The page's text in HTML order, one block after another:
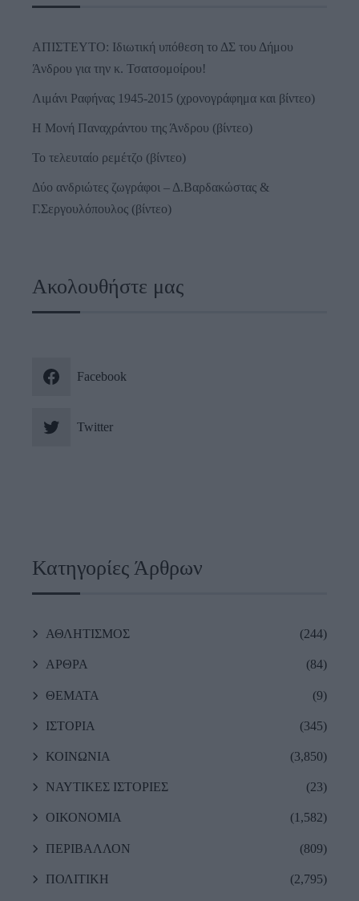
ΑΠΙΣΤΕΥΤΟ: Ιδιωτική υπόθεση το ΔΣ του Δήμου
Άνδρου για την κ. Τσατσομοίρου!
Λιμάνι Ραφήνας 1945-2015 (χρονογράφημα και βίντεο)
Η Μονή Παναχράντου της Άνδρου (βίντεο)
Το τελευταίο ρεμέτζο (βίντεο)
Δύο ανδριώτες ζωγράφοι – Δ.Βαρδακώστας &
Γ.Σεργουλόπουλος (βίντεο)
Ακολουθήστε μας
Facebook
Twitter
Κατηγορίες Άρθρων
ΑΘΛΗΤΙΣΜΟΣ (244)
ΑΡΘΡΑ (84)
ΘΕΜΑΤΑ (9)
ΙΣΤΟΡΙΑ (345)
ΚΟΙΝΩΝΙΑ (3,850)
ΝΑΥΤΙΚΕΣ ΙΣΤΟΡΙΕΣ (23)
ΟΙΚΟΝΟΜΙΑ (1,582)
ΠΕΡΙΒΑΛΛΟΝ (809)
ΠΟΛΙΤΙΚΗ (2,795)